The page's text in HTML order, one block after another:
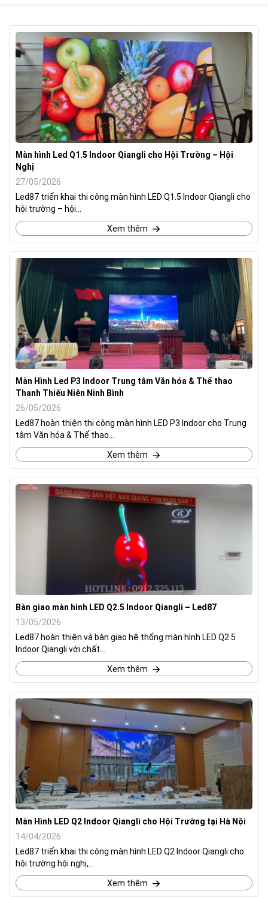
Màn hình Led Q1.5 Indoor Qiangli cho Hội Trường – Hội
Nghị
27/05/2026
Led87 triển khai thi công màn hình LED Q1.5 Indoor Qiangli cho
hội trường – hội...
Xem thêm
Màn Hình Led P3 Indoor Trung tâm Văn hóa & Thể thao
Thanh Thiếu Niên Ninh Bình
26/05/2026
Led87 hoàn thiện thi công màn hình LED P3 Indoor cho Trung
tâm Văn hóa & Thể thao...
Xem thêm
Bàn giao màn hình LED Q2.5 Indoor Qiangli – Led87
13/05/2026
Led87 hoàn thiện và bàn giao hệ thống màn hình LED Q2.5
Indoor Qiangli với chất...
Xem thêm
Màn Hình LED Q2 Indoor Qiangli cho Hội Trường tại Hà Nội
14/04/2026
Led87 triển khai thi công màn hình LED Q2 Indoor Qiangli cho
hội trường hội nghị,...
Xem thêm